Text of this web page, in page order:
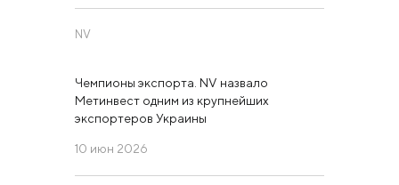
NV
Чемпионы экспорта. NV назвало
Метинвест одним из крупнейших
экспортеров Украины
10 июн 2026